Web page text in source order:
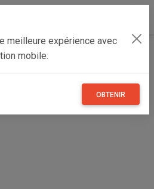
meilleure expérience avec
mobile.
OBTENIR
Tunis